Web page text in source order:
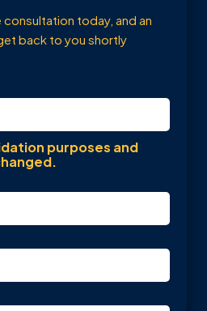
today, and an
back to you shortly
purposes and